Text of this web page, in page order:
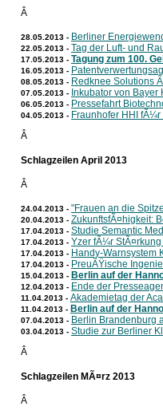
Â
28.05.2013 - Berliner
22.05.2013 - Tag der Luft- und
17.05.2013 - Tagung zum 100.
16.05.2013 -
08.05.2013 - Redknee Solutions
07.05.2013 - Inkubator von Bayer
06.05.2013 - Pressefahrt
04.05.2013 - Fraunhofer HHI
Â
Schlagzeilen April 2013
Â
24.04.2013 - "Frauen an die
20.04.2013 - ZukunftsfÃ¤higkeit:
17.04.2013 - Studie Semantic
17.04.2013 - Yzer fÃ¼r
17.04.2013 - Handy-Warnsystem
17.04.2013 - PreuÃŸische
15.04.2013 - Berlin auf der
12.04.2013 - Ende der
11.04.2013 - Akademietag der
11.04.2013 - Berlin auf der
07.04.2013 - Berlin Brandenburg
03.04.2013 - Studie zur Berliner
Â
Schlagzeilen MÃ¤rz 2013
Â